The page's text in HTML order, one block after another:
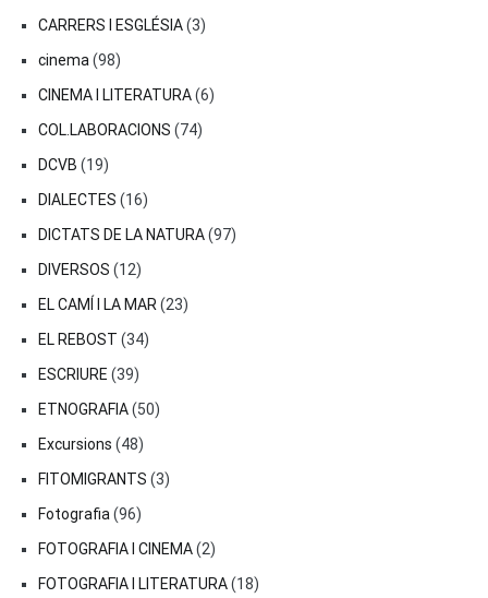
CARRERS I ESGLÉSIA(3)
cinema (98)
CINEMA I LITERATURA(6)
COL.LABORACIONS (74)
DCVB (19)
DIALECTES (16)
DICTATS DE LA NATURA(97)
DIVERSOS (12)
EL CAMÍ I LA MAR (23)
EL REBOST (34)
ESCRIURE (39)
ETNOGRAFIA(50)
Excursions (48)
FITOMIGRANTS (3)
Fotografia (96)
FOTOGRAFIA I CINEMA(2)
FOTOGRAFIA I LITERATURA(18)